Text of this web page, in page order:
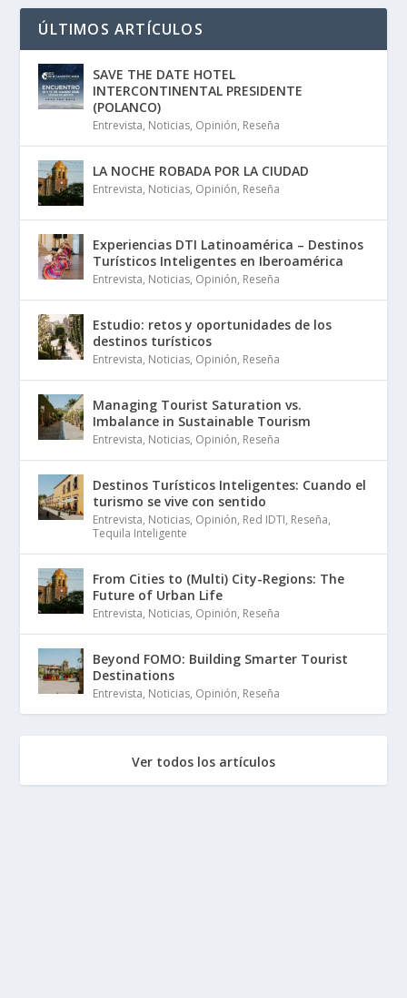
ÚLTIMOS ARTÍCULOS
SAVE THE DATE HOTEL
INTERCONTINENTAL PRESIDENTE
(POLANCO)
Entrevista, Noticias, Opinión, Reseña
LA NOCHE ROBADA POR LA CIUDAD
Entrevista, Noticias, Opinión, Reseña
Experiencias DTI Latinoamérica – Destinos
Turísticos Inteligentes en Iberoamérica
Entrevista, Noticias, Opinión, Reseña
Estudio: retos y oportunidades de los
destinos turísticos
Entrevista, Noticias, Opinión, Reseña
Managing Tourist Saturation vs.
Imbalance in Sustainable Tourism
Entrevista, Noticias, Opinión, Reseña
Destinos Turísticos Inteligentes: Cuando el
turismo se vive con sentido
Entrevista, Noticias, Opinión, Red IDTI, Reseña,
Tequila Inteligente
From Cities to (Multi) City-Regions: The
Future of Urban Life
Entrevista, Noticias, Opinión, Reseña
Beyond FOMO: Building Smarter Tourist
Destinations
Entrevista, Noticias, Opinión, Reseña
Ver todos los artículos